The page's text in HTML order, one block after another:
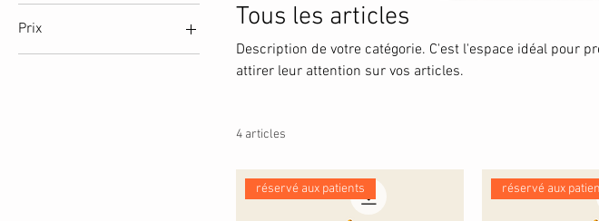
Prix Tous les articles
Description de votre catégorie. C'est l'espace idéal pour
attirer leur attention sur vos articles.
4 articles
réservé aux patients réservé aux